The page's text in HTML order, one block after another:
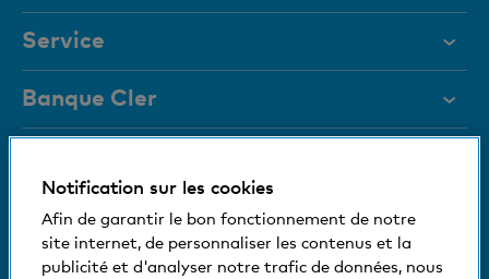
Service
Aide et contact
Documents
Magazine
Organes de direction
Medias
Banque Cler
Qui sommes-nous?
Investisseurs
Emplois et carrières
Nous nous tenons à votre disposition
Informations relatives à la banque
Notification sur les cookies
Afin de garantir le bon fonctionnement de notre
site internet, de personnaliser les contenus et la
publicité et d'analyser notre trafic de données, nous